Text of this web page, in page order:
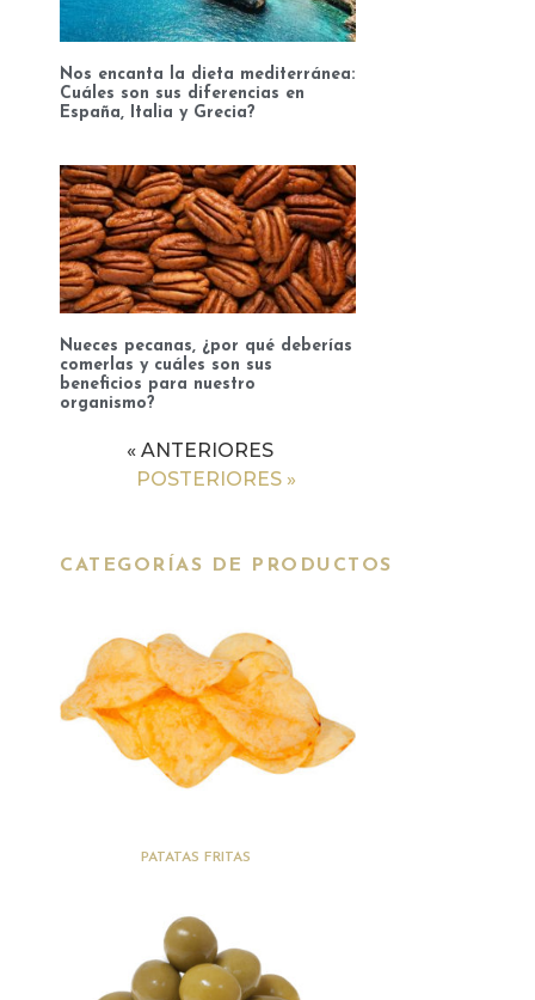
Nos encanta la dieta mediterránea:
Cuáles son sus diferencias en
España, Italia y Grecia?
Nueces pecanas, ¿por qué deberías
comerlas y cuáles son sus
beneficios para nuestro
organismo?
« ANTERIORES
POSTERIORES »
CATEGORÍAS DE PRODUCTOS
PATATAS FRITAS